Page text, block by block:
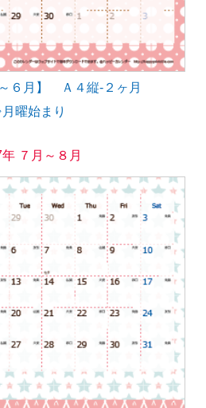
～６月】 Ａ４縦-２ヶ月
曜始まり
７月～８月